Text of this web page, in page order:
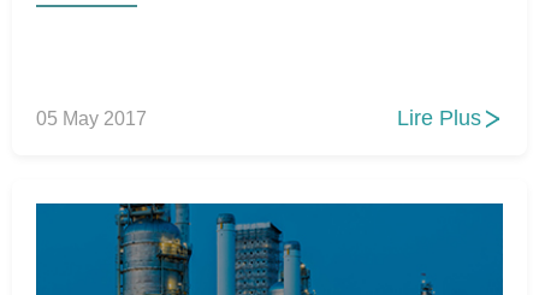
05 May 2017 Lire Plus 